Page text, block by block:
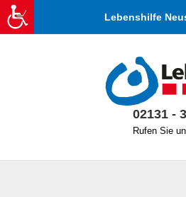
Zum
Inhalt
springen
Lebenshilfe
02131 -
Rufen Sie